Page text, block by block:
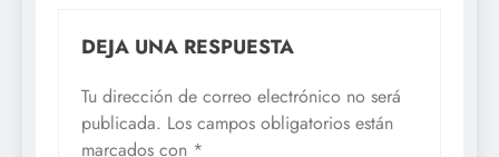
DEJA UNA RESPUESTA
Tu dirección de correo electrónico no será
publicada. Los campos obligatorios están
marcados con *